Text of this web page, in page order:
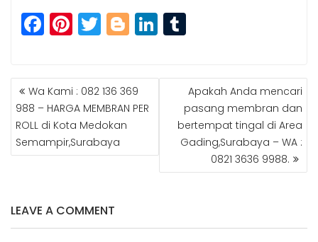
F
a
c
e
b
o
o
Pi
n
t
e
r
e
st
T
w
itt
e
r
Bl
o
g
g
e
Li
n
k
dI
m
bl
r
POST
NAVIGATION
Wa Kami : 082 136 369
988 – HARGA MEMBRAN PER
ROLL di Kota Medokan
Semampir,Surabaya
Apakah Anda mencari
pasang membran dan
bertempat tingal di Area
Gading,Surabaya – WA :
0821 3636 9988.
LEAVE A COMMENT